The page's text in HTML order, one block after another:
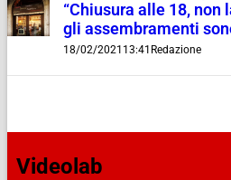
“Chiusura alle 18, non
gli assembramenti
18/02/2021 13:41 Redazione
Videolab